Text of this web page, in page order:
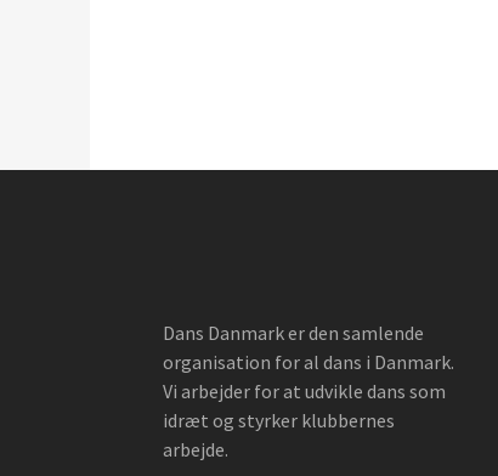
Dans Danmark er den samlende
organisation for al dans i Danmark.
Vi arbejder for at udvikle dans som
idræt og styrker klubbernes
arbejde.